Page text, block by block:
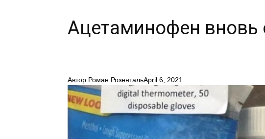
Ацетаминофен
Автор Роман РозентальApril 6, 2021